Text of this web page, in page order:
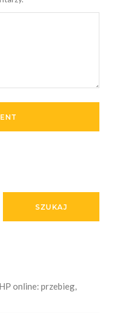
SZUKAJ
online: przebieg,